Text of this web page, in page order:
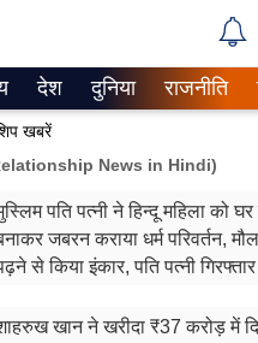
News
देश दुनिया राजनीति
खबरें
News in Hindi)
पति पत्नी ने हिन्दू महिला को
जबरन कराया धर्म परिवर्तन,
से किया इंकार, पति पत्नी गिरफ्तार
खान ने खरीदा ₹37 करोड़ में